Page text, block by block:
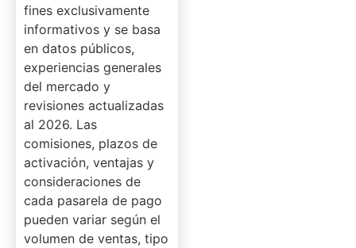
fines exclusivamente
informativos y se basa
en datos públicos,
experiencias generales
del mercado y
revisiones actualizadas
al 2026. Las
comisiones, plazos de
activación, ventajas y
consideraciones de
cada pasarela de pago
pueden variar según el
volumen de ventas, tipo